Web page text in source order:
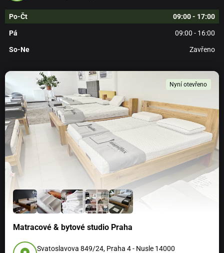
Po-Čt 09:00 - 17:00
Pá 09:00 - 16:00
So-Ne Zavřeno
Nyní otevřeno
Matracové & bytové studio Praha
Svatoslavova 849/24, Praha 4 - Nusle 14000